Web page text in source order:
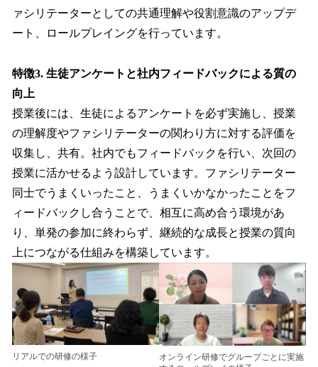
ァシリテーターとしての共通理解や役割意識のアップデ
ート、ロールプレイングを行っています。
特徴3. 生徒アンケートと社内フィードバックによる質の
向上
授業後には、生徒によるアンケートを必ず実施し、授業
の理解度やファシリテーターの関わり方に対する評価を
収集し、共有。社内でもフィードバックを行い、次回の
授業に活かせるよう設計しています。ファシリテーター
同士でうまくいったこと、うまくいかなかったことをフ
ィードバックし合うことで、相互に高め合う環境があ
り、単発の参加に終わらず、継続的な成長と授業の質向
上につながる仕組みを構築しています。
リアルでの研修の様子
オンライン研修でグループごとに実施